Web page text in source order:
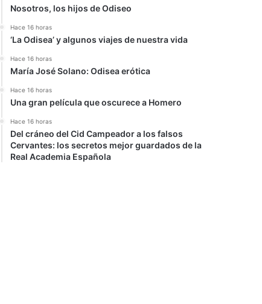
Nosotros, los hijos de Odiseo
Hace 16 horas
‘La Odisea’ y algunos viajes de nuestra vida
Hace 16 horas
María José Solano: Odisea erótica
Hace 16 horas
Una gran película que oscurece a Homero
Hace 16 horas
Del cráneo del Cid Campeador a los falsos
Cervantes: los secretos mejor guardados de la
Real Academia Española